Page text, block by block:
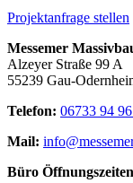
Projektanfrage stellen
Messemer
Alzeyer Straße 99 A
55239 Gau-
Telefon: 06733 94
Mail:
Büro